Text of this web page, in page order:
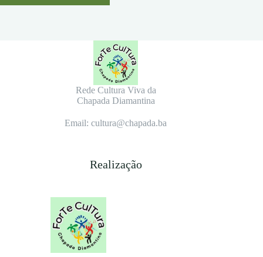
Rede Cultura Viva da
Chapada Diamantina
Email: cultura@chapada.ba
Realização